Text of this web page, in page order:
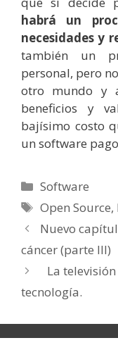
habrá un
necesidades y
también un
personal, pero
otro mundo y
beneficios y
bajísimo costo
un software
Categorías
Software
Etiquetas
Open Source,
Nuevo
cáncer (parte III)
La
tecnología.